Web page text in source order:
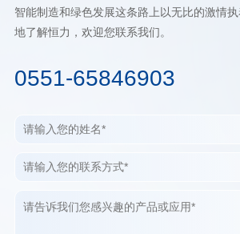
智能制造和绿色发展这条路上以无比的激情
地了解恒力，欢迎您联系我们。
0551-65846903